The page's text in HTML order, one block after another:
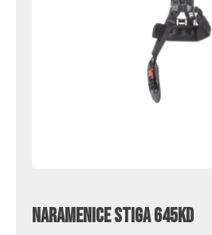
Naramenice Stiga 645KD